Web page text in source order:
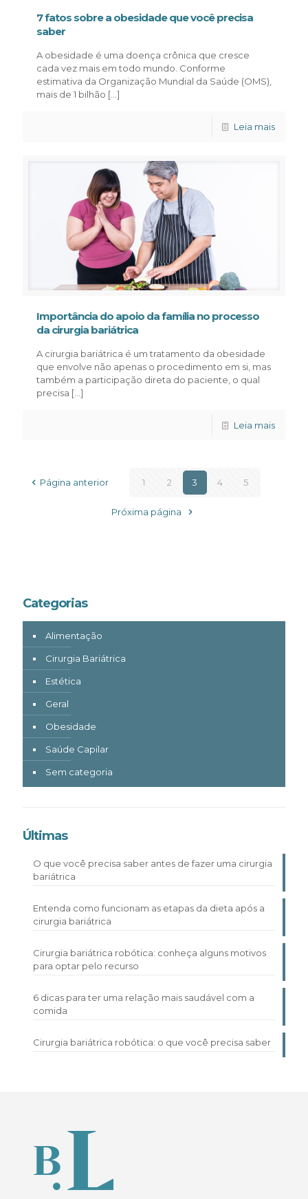
7 fatos sobre a obesidade que você precisa
saber
A obesidade é uma doença crônica que cresce
cada vez mais em todo mundo. Conforme
estimativa da Organização Mundial da Saúde (OMS),
mais de 1 bilhão […]
Leia mais
Importância do apoio da família no processo
da cirurgia bariátrica
A cirurgia bariátrica é um tratamento da obesidade
que envolve não apenas o procedimento em si, mas
também a participação direta do paciente, o qual
precisa […]
Leia mais
Página anterior 1 2 3 4 5
Próxima página
Categorias
Alimentação
Cirurgia Bariátrica
Estética
Geral
Obesidade
Saúde Capilar
Sem categoria
Últimas
O que você precisa saber antes de fazer uma cirurgia
bariátrica
Entenda como funcionam as etapas da dieta após a
cirurgia bariátrica
Cirurgia bariátrica robótica: conheça alguns motivos
para optar pelo recurso
6 dicas para ter uma relação mais saudável com a
comida
Cirurgia bariátrica robótica: o que você precisa saber